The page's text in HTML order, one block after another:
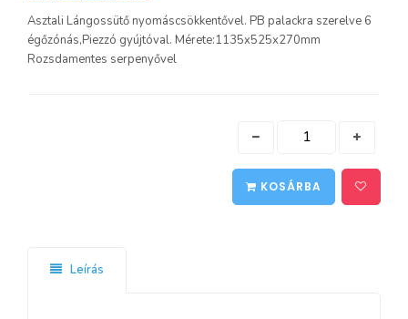
Asztali Lángossütő nyomáscsökkentővel. PB palackra szerelve 6
égőzónás,Piezzó gyújtóval. Mérete:1135x525x270mm
Rozsdamentes serpenyővel
KOSÁRBA
Leírás